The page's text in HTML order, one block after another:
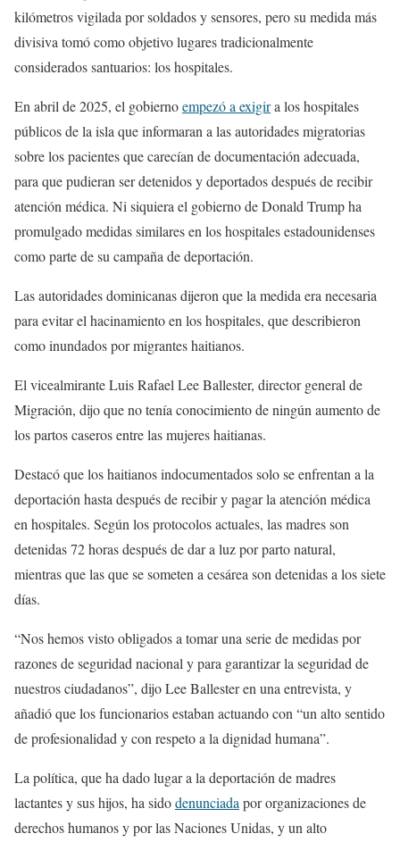
kilómetros vigilada por soldados y sensores, pero su medida más
divisiva tomó como objetivo lugares tradicionalmente
considerados santuarios: los hospitales.
En abril de 2025, el gobiernoempezó a exigira los hospitales
públicos de la isla que informaran a las autoridades migratorias
sobre los pacientes que carecían de documentación adecuada,
para que pudieran ser detenidos y deportados después de recibir
atención médica. Ni siquiera el gobierno de Donald Trump ha
promulgado medidas similares en los hospitales estadounidenses
como parte de su campaña de deportación.
Las autoridades dominicanas dijeron que la medida era necesaria
para evitar el hacinamiento en los hospitales, que describieron
como inundados por migrantes haitianos.
El vicealmirante Luis Rafael Lee Ballester, director general de
Migración, dijo que no tenía conocimiento de ningún aumento de
los partos caseros entre las mujeres haitianas.
Destacó que los haitianos indocumentados solo se enfrentan a la
deportación hasta después de recibir y pagar la atención médica
en hospitales. Según los protocolos actuales, las madres son
detenidas 72 horas después de dar a luz por parto natural,
mientras que las que se someten a cesárea son detenidas a los siete
días.
“Nos hemos visto obligados a tomar una serie de medidas por
razones de seguridad nacional y para garantizar la seguridad de
nuestros ciudadanos”, dijo Lee Ballester en una entrevista, y
añadió que los funcionarios estaban actuando con “un alto sentido
de profesionalidad y con respeto a la dignidad humana”.
La política, que ha dado lugar a la deportación de madres
lactantes y sus hijos, ha sidodenunciada por organizaciones de
derechos humanos y por las Naciones Unidas, y un alto